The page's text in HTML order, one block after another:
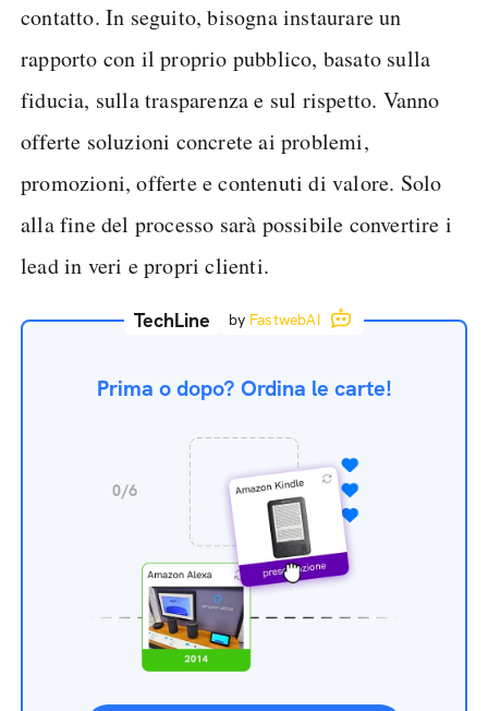
contatto. In seguito, bisogna instaurare un
rapporto con il proprio pubblico, basato sulla
fiducia, sulla trasparenza e sul rispetto. Vanno
offerte soluzioni concrete ai problemi,
promozioni, offerte e contenuti di valore. Solo
alla fine del processo sarà possibile convertire i
lead in veri e propri clienti.
TechLine by FastwebAI
Prima o dopo? Ordina le carte!